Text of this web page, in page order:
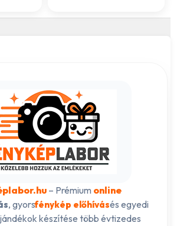
– Prémium online
, gyorsfénykép előhívásés egyedi
készítése több évtizedes